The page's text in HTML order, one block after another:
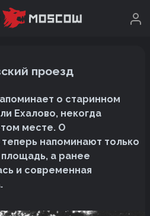
проезд
о старинном
Ехалово, некогда
месте. О
напоминают только
площадь, а ранее
и современная